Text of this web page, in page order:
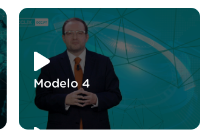
Modelo 4